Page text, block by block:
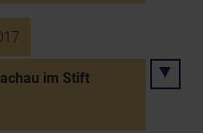
im Stift